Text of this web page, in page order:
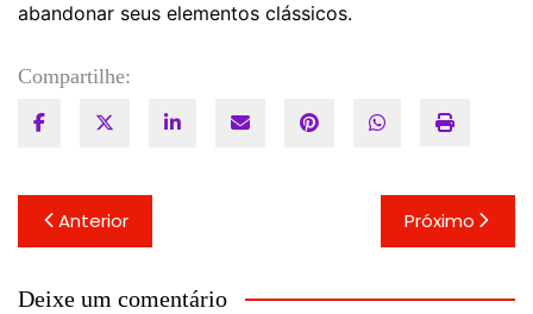
abandonar seus elementos clássicos.
Compartilhe:
Navegação
de
Post
Anterior Próximo
Deixe um comentário